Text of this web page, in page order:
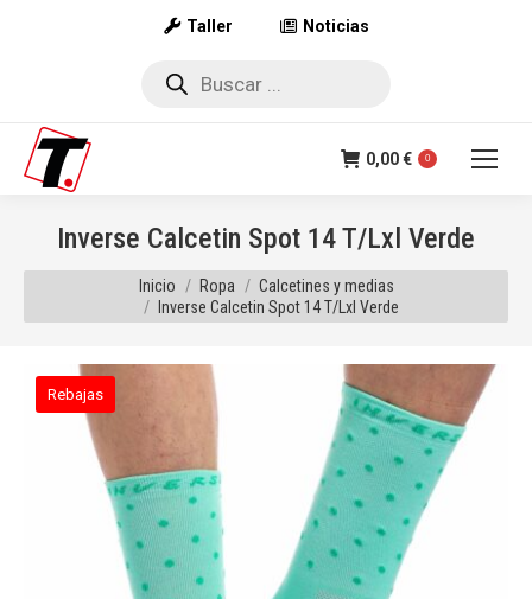
Taller Noticias
Búsqueda
0,00€ 0
Inverse Calcetin Spot 14 T/Lxl Verde
Estás aquí:
Inicio Ropa
Calcetines y medias
Inverse Calcetin Spot 14 T/Lxl Verde
Rebajas